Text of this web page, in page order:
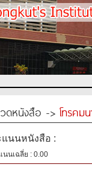
ดหนังสือ -> โทรคม
แนนหนังสือ :
นนเฉลี่ย : 0.00